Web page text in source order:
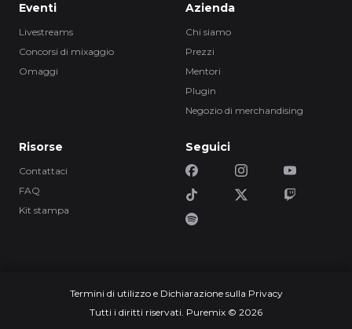
Eventi
Livestreams
Concorsi di mixaggio
Omaggi
Azienda
Chi siamo
Prezzi
Mentori
Plugin
Negozio di merchandising
Risorse
Contattaci
FAQ
Kit stampa
Seguici
Termini di utilizzo e Dichiarazione sulla Privacy
Tutti i diritti riservati. Puremix © 2026